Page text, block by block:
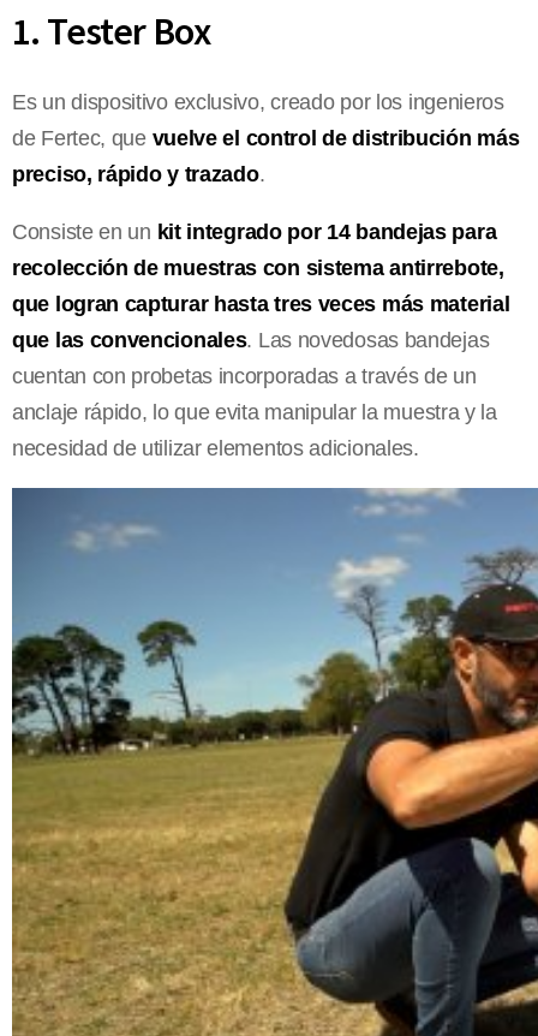
1. Tester Box
Es un dispositivo exclusivo, creado por los ingenieros
de Fertec, que vuelve el control de distribución más
preciso, rápido y trazado.
Consiste en un kit integrado por 14 bandejas para
recolección de muestras con sistema antirrebote,
que logran capturar hasta tres veces más material
que las convencionales. Las novedosas bandejas
cuentan con probetas incorporadas a través de un
anclaje rápido, lo que evita manipular la muestra y la
necesidad de utilizar elementos adicionales.